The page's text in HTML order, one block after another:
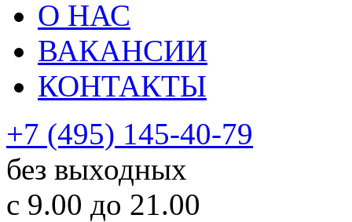
О НАС
ВАКАНСИИ
КОНТАКТЫ
+7 (495) 145-40-79
без выходных
с 9.00 до 21.00